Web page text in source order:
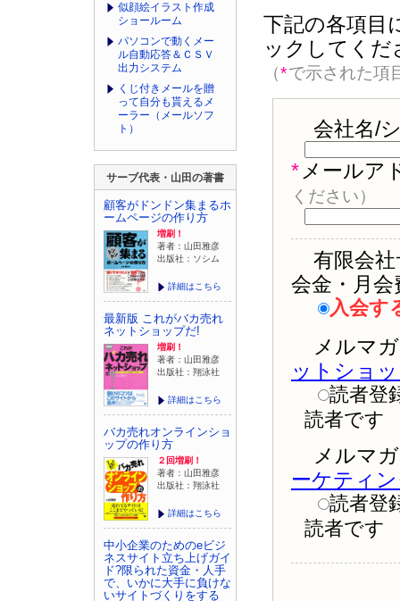
下記の各項目
ックしてくだ
（*で示された項
会社名/
*メールア
ください）
有限会
会金・月
入会す
メルマ
ットショ
読者登
読者です
メルマ
ーケティ
読者登
読者です
似顔絵イラスト作成
ショールーム
パソコンで動くメー
ル自動応答＆ＣＳＶ
出力システム
くじ付きメールを贈
って自分も貰えるメ
ーラー（メールソフ
ト）
サーブ代表・山田の著書
顧客がドンドン集まるホ
ームページの作り方
増刷！
著者：山田雅彦
出版社：ソシム
詳細はこちら
最新版 これがバカ売れ
ネットショップだ!
増刷！
著者：山田雅彦
出版社：翔泳社
詳細はこちら
バカ売れオンラインショ
ップの作り方
２回増刷！
著者：山田雅彦
出版社：翔泳社
詳細はこちら
中小企業のためのeビジ
ネスサイト立ち上げガイ
ド?限られた資金・人手
で、いかに大手に負けな
いサイトづくりをする